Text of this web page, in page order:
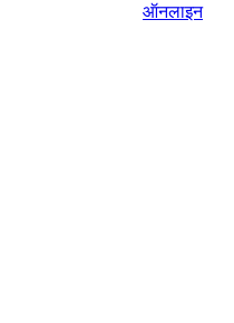
ऑनलाइन